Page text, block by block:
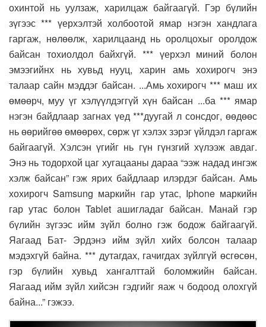
охинтой нь уулзаж, харилцаж байгаагүй. Гэр бүлийн
зүгээс *** үерхэлтэй холбоотой ямар нэгэн хандлага
гаргаж, нөлөөлж, харилцаанд нь оролцохыг оролдож
байсан тохиолдол байхгүй. *** үерхэл миний болон
эмээгийнх нь хувьд нууц, харин амь хохирогч энэ
талаар сайн мэддэг байсан. ...Амь хохирогч *** маш их
өмөөрч, муу үг хэлүүлдэггүй хүн байсан ...ба *** ямар
нэгэн байдлаар загнах үед ***дуугай л сонсдог, өөдөөс
нь өөрийгөө өмөөрөх, сөрж үг хэлэх зэрэг үйлдэл гаргаж
байгаагүй. Хэлсэн үгийг нь гүн гүнзгий хүлээж авдаг.
Энэ нь тодорхой цаг хугацааны дараа “ээж надад ингэж
хэлж байсан” гэж ярих байдлаар илэрдэг байсан. Амь
хохирогч Samsung маркийн гар утас, Iphone маркийн
гар утас болон Tablet ашигладаг байсан. Манай гэр
бүлийн зүгээс ийм зүйл болно гэж бодож байгаагүй.
Яагаад Бат- Эрдэнэ ийм зүйл хийх болсон талаар
мэдэхгүй байна. *** дутагдах, гачигдах зүйлгүй өсгөсөн,
гэр бүлийн хувьд хангалттай боломжийн байсан.
Яагаад ийм зүйл хийсэн гэдгийг яаж ч бодоод олохгүй
байна...” гэжээ.